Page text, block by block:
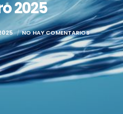
2025
NO HAY COMENTARIOS